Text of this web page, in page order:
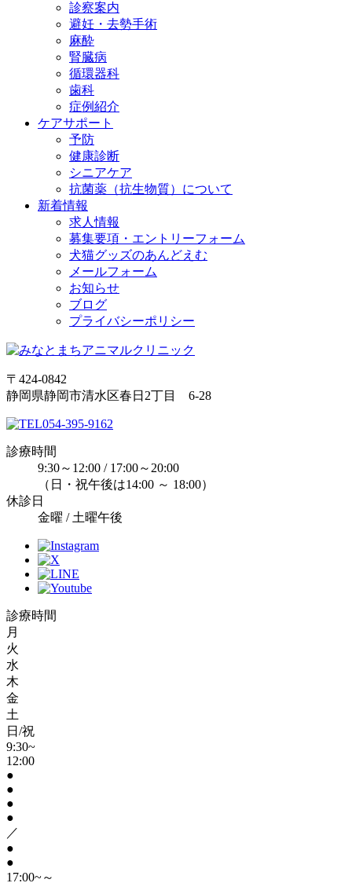
診察案内
避妊・去勢手術
麻酔
腎臓病
循環器科
歯科
症例紹介
ケアサポート
予防
健康診断
シニアケア
抗菌薬（抗生物質）について
新着情報
求人情報
募集要項・エントリーフォーム
犬猫グッズのあんどえむ
メールフォーム
お知らせ
ブログ
プライバシーポリシー
〒424-0842
静岡県静岡市清水区春日2丁目 6-28
054-395-9162
診療時間
9:30～12:00 / 17:00～20:00
（日・祝午後は14:00 ～ 18:00）
休診日
金曜 / 土曜午後
診療時間
月
火
水
木
金
土
日/祝
9:30~
12:00
●
●
●
●
／
●
●
17:00~～